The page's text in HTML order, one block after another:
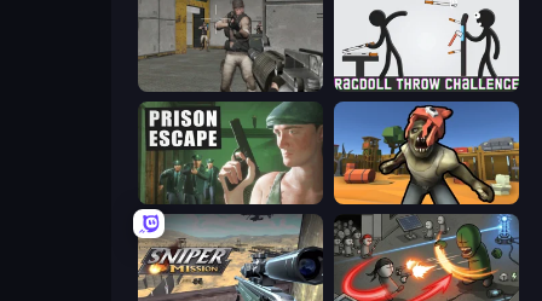
Warfare Area Ragdoll Throw Challenge
Prison Escape Zombie Arena